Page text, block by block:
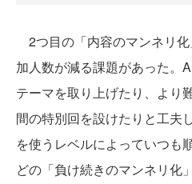
2つ目の「内容のマンネリ
加人数が減る課題があった。
テーマを取り上げたり、より
間の特別回を設けたりと工夫
を使うレベルによっていつも
どの「負け続きのマンネリ化